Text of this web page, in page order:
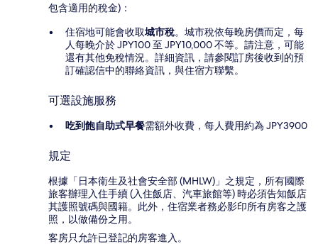
包含適用的稅金)：
住宿地可能會收取城市稅。城市稅依每晚房價而定，每
人每晚介於 JPY100 至 JPY10,000 不等。請注意，可能
還有其他免稅情況。詳細資訊，請參閱訂房後收到的預
訂確認信中的聯絡資訊，與住宿方聯繫。
可選設施服務
吃到飽自助式早餐需額外收費，每人費用約為 JPY3900
規定
根據「日本衛生及社會安全部 (MHLW)」之規定，所有國際
旅客辦理入住手續 (入住飯店、汽車旅館等) 時必須告知飯店
其護照號碼與國籍。此外，住宿業者務必影印所有房客之護
照，以做備份之用。
客房只允許已登記的房客進入。